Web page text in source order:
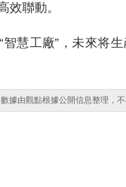
效聯動。
智慧工廠”，未來将
據由觀點根據公開信息整理，